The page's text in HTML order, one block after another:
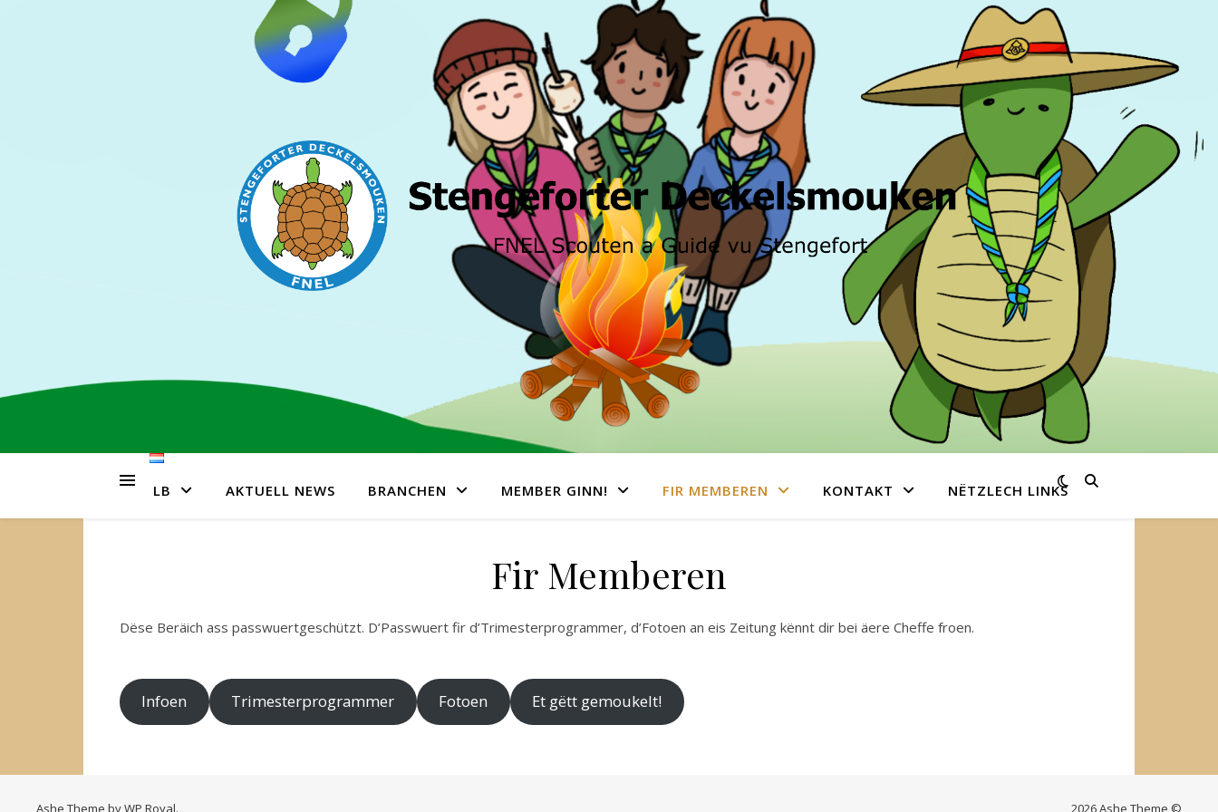
LB AKTUELL NEWS BRANCHEN MEMBER GINN! FIR MEMBEREN KONTAKT NËTZLECH LINKS
Fir Memberen
Dëse Beräich ass passwuertgeschützt. D’Passwuert fir d’Trimesterprogrammer, d’Fotoen an eis Zeitung kënnt dir bei äere Cheffe froen.
Infoen Trimesterprogrammer Fotoen Et gëtt gemoukelt!
2026 Ashe Theme ©
Ashe Theme byWP Royal.